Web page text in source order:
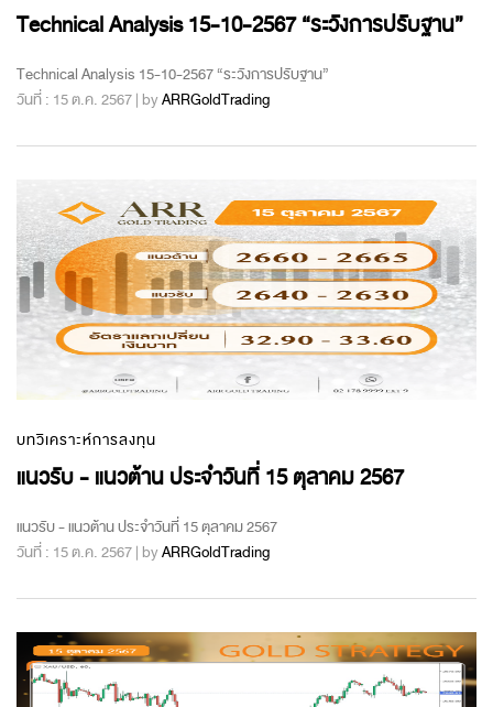
Technical Analysis 15-10-2567 “ระวังการปรับฐาน”
Technical Analysis 15-10-2567 “ระวังการปรับฐาน”
วันที่ : 15 ต.ค. 2567 | byARRGoldTrading
บทวิเคราะห์การลงทุน
แนวรับ - แนวต้าน ประจำวันที่ 15 ตุลาคม 2567
แนวรับ - แนวต้าน ประจำวันที่ 15 ตุลาคม 2567
วันที่ : 15 ต.ค. 2567 | byARRGoldTrading